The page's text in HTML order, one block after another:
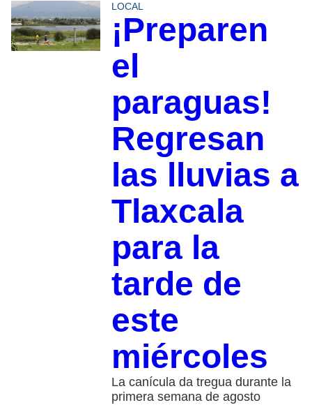
LOCAL
¡Preparen
el
paraguas!
Regresan
las lluvias a
Tlaxcala
para la
tarde de
este
miércoles
La canícula da tregua durante la
primera semana de agosto